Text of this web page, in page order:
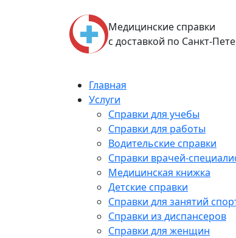
Медицинские справки
с доставкой по Санкт-
Главная
Услуги
Справки для учебы
Справки для работы
Водительские справки
Справки врачей-
Медицинская книжка
Детские справки
Справки для занятий
Справки из диспансеров
Справки для женщин